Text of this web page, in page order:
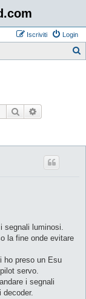
Login
Iscriviti
Cerca
luminosi.
la fine onde evitare
ho preso un Esu
servo.
i segnali